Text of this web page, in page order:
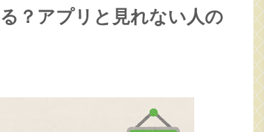
？アプリと見れない人の